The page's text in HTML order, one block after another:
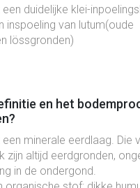
duidelijke klei-
inspoeling van lutum(oude
lössgronden)
en het
minerale eerdlaag. Die
zijn altijd eerdgronden,
in de ondergond.